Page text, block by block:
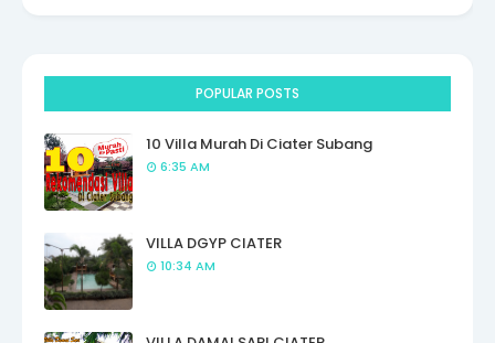
POPULAR POSTS
10 Villa Murah Di Ciater Subang
6:35 AM
VILLA DGYP CIATER
10:34 AM